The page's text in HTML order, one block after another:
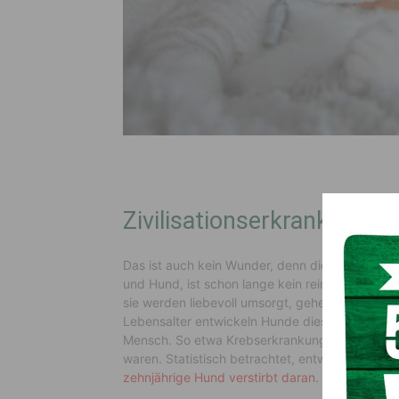
Das ist auch kein Wunder, denn die
und Hund, ist schon lange kein reines
sie werden liebevoll umsorgt, gehegt und
Lebensalter entwickeln Hunde dieselben
Mensch. So etwa Krebserkrankungen, die in
waren. Statistisch betrachtet, entwickelt
zehnjährige Hund verstirbt daran